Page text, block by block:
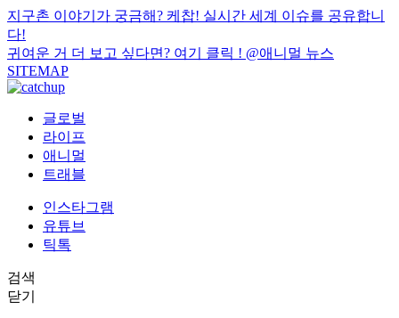
지구촌 이야기가 궁금해? 케찹! 실시간 세계 이슈를 공유합니
다!
귀여운 거 더 보고 싶다면? 여기 클릭 ! @애니멀 뉴스
SITEMAP
글로벌
라이프
애니멀
트래블
인스타그램
유튜브
틱톡
검색
닫기